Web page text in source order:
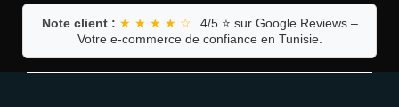
Note client : ★ ★ ★ ★ ☆
4/5 ⭐ sur Google Reviews –
Votre e-commerce de confiance en Tunisie.